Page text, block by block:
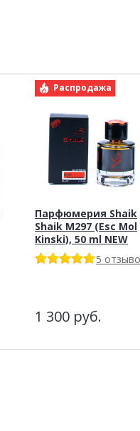
Распродажа
Парфюмерия Shaik
Shaik M297 (Esc Mol
Kinski), 50 ml NEW
5
1 300 руб.